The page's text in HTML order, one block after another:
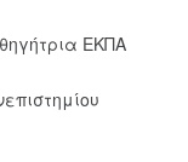
ΕΚΠΑ